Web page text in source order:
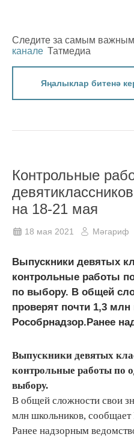
Следите за самым
канале Татмедиа
Яңалыклар битенә
Контрольные
на 18-21 мая
18 мая 2021 Мәгариф
Выпускники девятых
контрольные работы
по выбору. В общей
проверят почти 1,3
Рособрнадзор.Ранее
Выпускники девятых
контрольные работы по
выбору.
В общей сложности свои
млн школьников, сообщает
Ранее надзорным